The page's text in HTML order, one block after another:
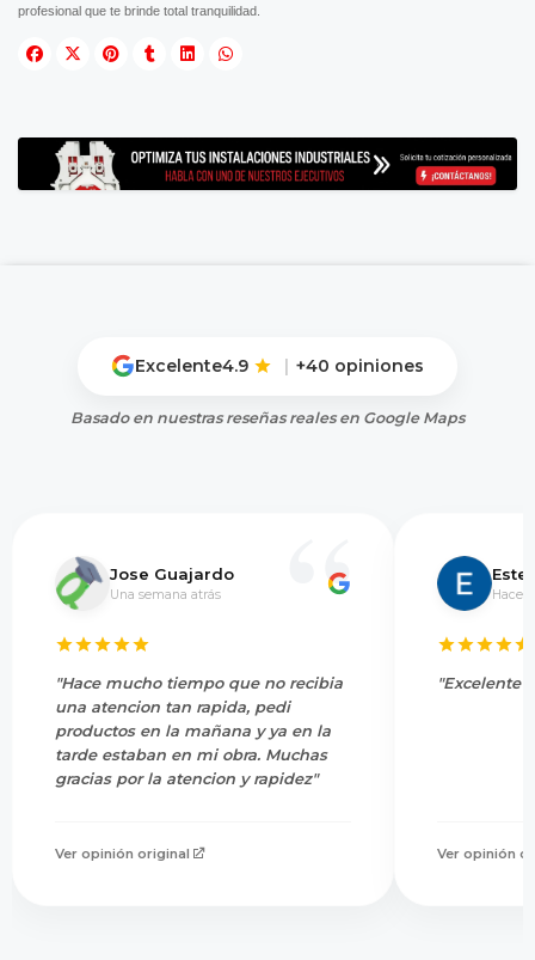
profesional que te brinde total tranquilidad.
Excelente4.9 | +40 opiniones
Basado en nuestras reseñas reales en Google Maps
Jose Guajardo
Una semana atrás
"Hace mucho tiempo que no recibia
una atencion tan rapida, pedi
productos en la mañana y ya en la
tarde estaban en mi obra. Muchas
gracias por la atencion y rapidez"
Ver opinión original
Hace
"Excelente
Ver opinión